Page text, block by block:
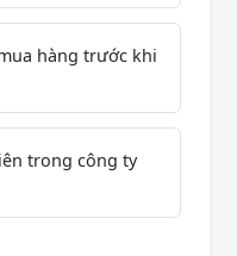
hàng trước khi
trong công ty